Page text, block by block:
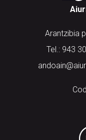
Arantzibia
Tel.: 943